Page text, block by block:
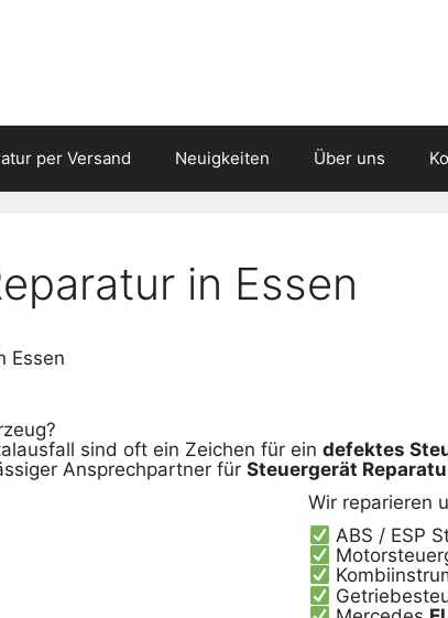
per Versand Neuigkeiten Über uns
in Essen
Essen
sind oft ein Zeichen für ein defektes
Ansprechpartner für Steuergerät
Wir reparieren
ABS / ESP